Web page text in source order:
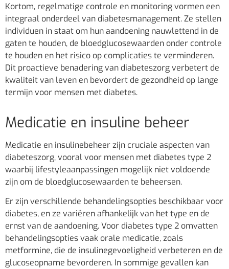
Kortom, regelmatige controle en monitoring vormen een
integraal onderdeel van diabetesmanagement. Ze stellen
individuen in staat om hun aandoening nauwlettend in de
gaten te houden, de bloedglucosewaarden onder controle
te houden en het risico op complicaties te verminderen.
Dit proactieve benadering van diabeteszorg verbetert de
kwaliteit van leven en bevordert de gezondheid op lange
termijn voor mensen met diabetes.
Medicatie en insuline beheer
Medicatie en insulinebeheer zijn cruciale aspecten van
diabeteszorg, vooral voor mensen met diabetes type 2
waarbij lifestyleaanpassingen mogelijk niet voldoende
zijn om de bloedglucosewaarden te beheersen.
Er zijn verschillende behandelingsopties beschikbaar voor
diabetes, en ze variëren afhankelijk van het type en de
ernst van de aandoening. Voor diabetes type 2 omvatten
behandelingsopties vaak orale medicatie, zoals
metformine, die de insulinegevoeligheid verbeteren en de
glucoseopname bevorderen. In sommige gevallen kan